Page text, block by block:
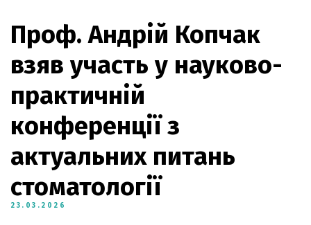
Проф. Андрій Копчак
взяв участь у науково-
практичній
конференції з
актуальних питань
стоматології
23.03.2026